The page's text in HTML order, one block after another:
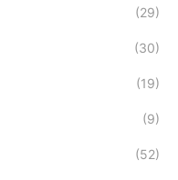
(29)
(30)
(19)
(9)
(52)